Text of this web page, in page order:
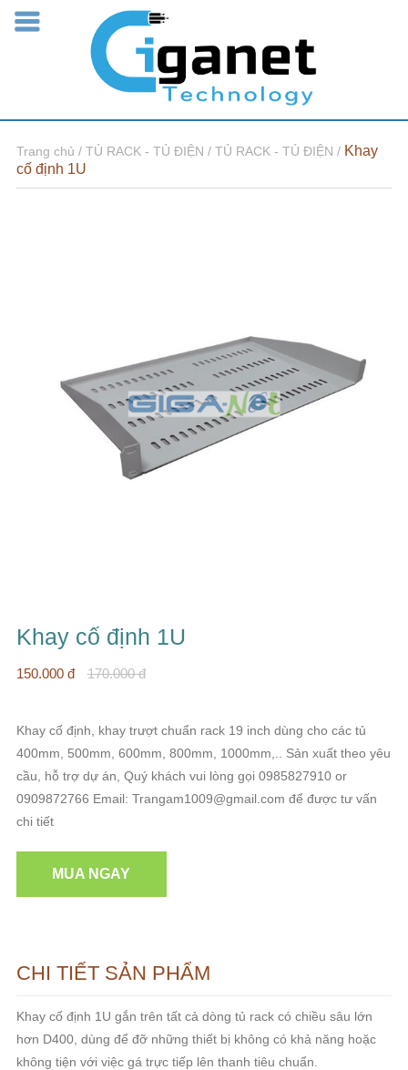
Trang chủ / TỦ RACK - TỦ ĐIỆN / TỦ RACK - TỦ ĐIỆN / Khay
cố định 1U
Khay cố định 1U
150.000 đ 170.000 đ
Khay cố định, khay trượt chuẩn rack 19 inch dùng cho các tủ
400mm, 500mm, 600mm, 800mm, 1000mm,.. Sản xuất theo yêu
cầu, hỗ trợ dự án, Quý khách vui lòng gọi 0985827910 or
0909872766 Email: Trangam1009@gmail.com để được tư vấn
chi tiết
MUA NGAY
CHI TIẾT SẢN PHẨM
Khay cố định 1U gắn trên tất cả dòng tủ rack có chiều sâu lớn
hơn D400, dùng để đỡ những thiết bị không có khả năng hoặc
không tiện với việc gá trực tiếp lên thanh tiêu chuẩn.